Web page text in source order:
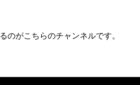
のがこちらのチャンネルです。